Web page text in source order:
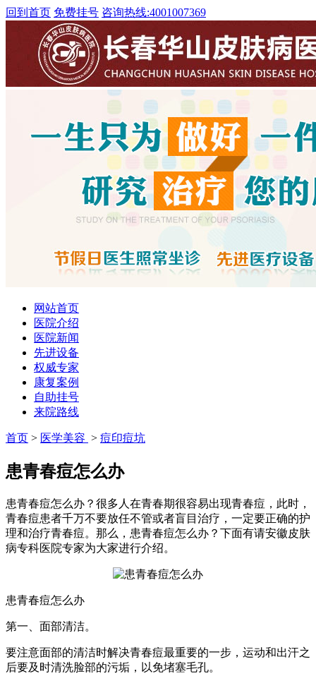
回到首页 免费挂号 咨询热线:4001007369
网站首页
医院介绍
医院新闻
先进设备
权威专家
康复案例
自助挂号
来院路线
首页 > 医学美容 > 痘印痘坑
患青春痘怎么办
患青春痘怎么办？很多人在青春期很容易出现青春痘，此时，
青春痘患者千万不要放任不管或者盲目治疗，一定要正确的护
理和治疗青春痘。那么，患青春痘怎么办？下面有请安徽皮肤
病专科医院专家为大家进行介绍。
患青春痘怎么办
第一、面部清洁。
要注意面部的清洁时解决青春痘最重要的一步，运动和出汗之
后要及时清洗脸部的污垢，以免堵塞毛孔。